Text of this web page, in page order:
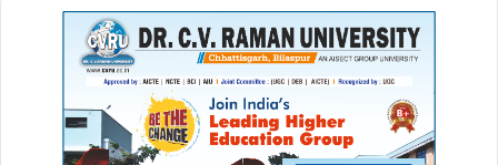
High amounts of polyphenols are found in green tea. It is
an active anti-oxidant. Which is helpful in controlling blood
sugar. Drinking green tea every morning and evening will
be beneficial.